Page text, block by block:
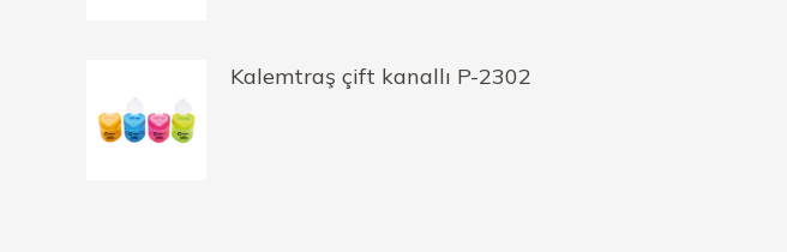
Kalemtraş çift kanallı P-2302